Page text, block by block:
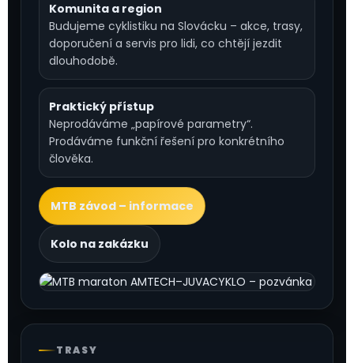
Komunita a region
Budujeme cyklistiku na Slovácku – akce, trasy,
doporučení a servis pro lidi, co chtějí jezdit
dlouhodobě.
Praktický přístup
Neprodáváme „papírové parametry“.
Prodáváme funkční řešení pro konkrétního
člověka.
MTB závod – informace
Kolo na zakázku
TRASY